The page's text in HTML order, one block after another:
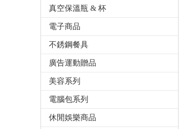
真空保溫瓶 & 杯
電子商品
不銹鋼餐具
廣告運動贈品
美容系列
電腦包系列
休閒娛樂商品